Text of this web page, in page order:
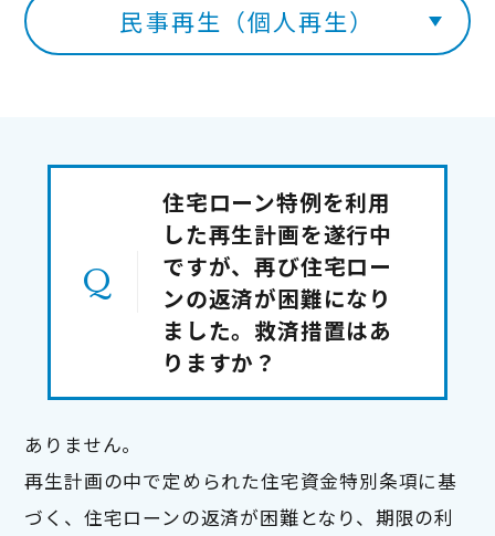
民事再生（個人再生）
住宅ローン特例を利用
した再生計画を遂行中
ですが、再び住宅ロー
ンの返済が困難になり
ました。救済措置はあ
りますか？
ありません。
再生計画の中で定められた住宅資金特別条項に基
づく、住宅ローンの返済が困難となり、期限の利